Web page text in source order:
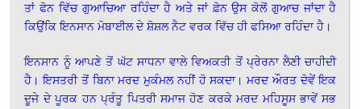
ਤਾਂ ਫੋਨ ਵਿੱਚ ਗੁਆਚਿਆ ਰਹਿੰਦਾ ਹੈ ਅਤੇ ਜਾਂ ਫ਼ੋਨ ਉਸ ਕੋਲੋਂ ਗੁਆਚ ਜਾਂਦਾ ਹੈ
ਕਿਉਂਕਿ ਇਨਸਾਨ ਮੋਬਾਈਲ ਦੇ ਸ਼ੋਸ਼ਲ ਨੈਟ ਵਰਕ ਵਿੱਚ ਹੀ ਫਸਿਆ ਰਹਿੰਦਾ ਹੈ।
ਇਨਸਾਨ ਨੂੰ ਆਪਣੇ ਤੋਂ ਘੱਟ ਸਾਧਨਾ ਵਾਲੇ ਵਿਅਕਤੀ ਤੋਂ ਪ੍ਰੇਰਨਾ ਲੈਣੀ ਚਾਹੀਦੀ
ਹੈ। ਇਸਤਰੀ ਤੋਂ ਬਿਨਾ ਮਰਦ ਮੁਕੰਮਲ ਨਹੀਂ ਹੋ ਸਕਦਾ। ਮਰਦ ਔਰਤ ਦੋਵੇਂ ਇਕ
ਦੂਜੇ ਦੇ ਪੂਰਕ ਹਨ ਪ੍ਰੰਤੂ ਪਿਤਰੀ ਸਮਾਜ ਹੋਣ ਕਰਕੇ ਮਰਦ ਮਹਿਸੂਸ ਭਾਵੇਂ ਸਭ